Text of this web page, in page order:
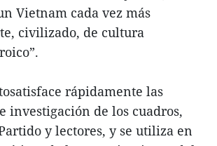
Vietnam cada vez más
civilizado, de cultura
rápidamente las
investigación de los cuadros,
y lectores, y se utiliza en